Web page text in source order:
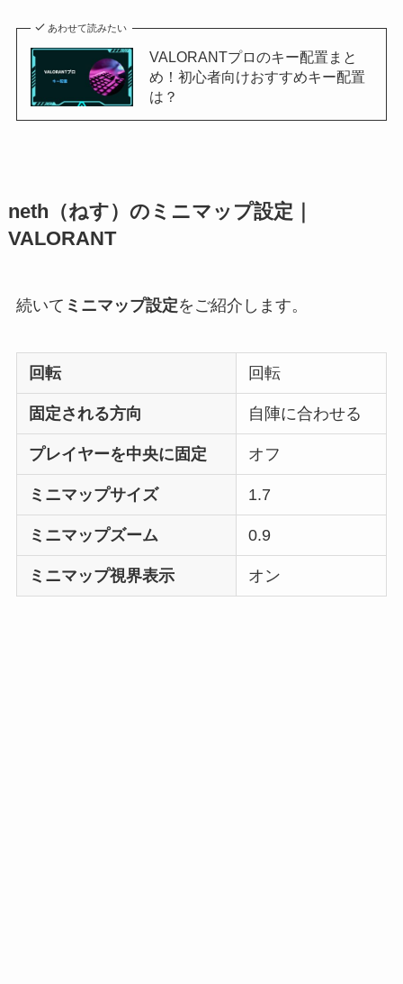
あわせて読みたい
VALORANTプロのキー配置まと
め！初心者向けおすすめキー配置
は？
neth（ねす）のミニマップ設定｜
VALORANT
続いて ミニマップ設定をご紹介します。
回転 回転
固定される方向 自陣に合わせる
プレイヤーを中央に固定 オフ
ミニマップサイズ 1.7
ミニマップズーム 0.9
ミニマップ視界表示 オン